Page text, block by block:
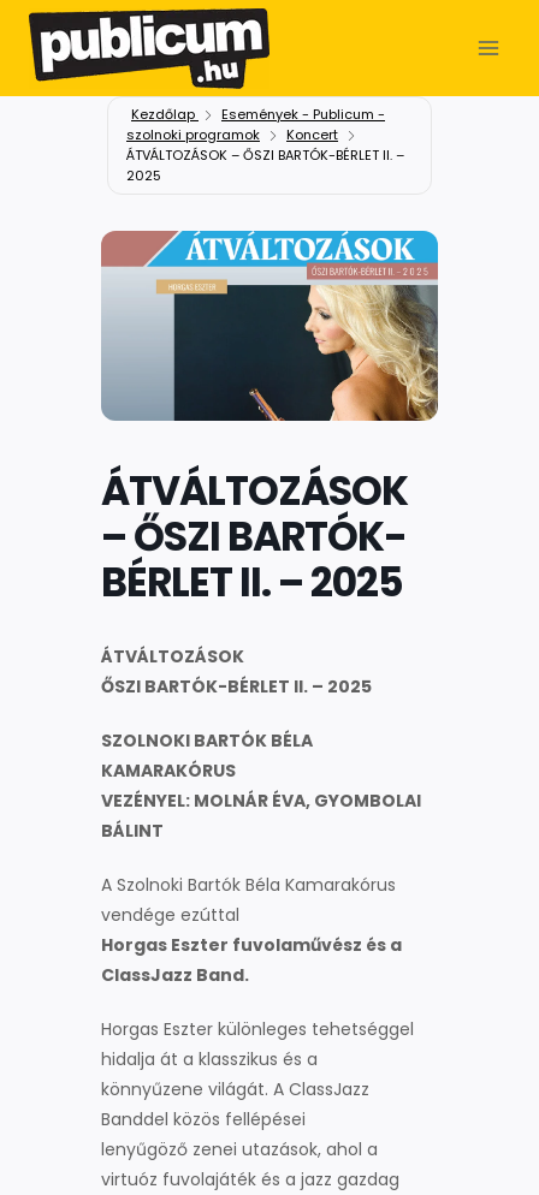
Kezdőlap
Események - Publicum -
szolnoki programok
Koncert
ÁTVÁLTOZÁSOK – ŐSZI BARTÓK-BÉRLET II. –
2025
ÁTVÁLTOZÁSOK
– ŐSZI BARTÓK-
BÉRLET II. – 2025
ÁTVÁLTOZÁSOK
ŐSZI BARTÓK-BÉRLET II. – 2025
SZOLNOKI BARTÓK BÉLA
KAMARAKÓRUS
VEZÉNYEL: MOLNÁR ÉVA, GYOMBOLAI
BÁLINT
A Szolnoki Bartók Béla Kamarakórus
vendége ezúttal
Horgas Eszter fuvolaművész és a
ClassJazz Band.
Horgas Eszter különleges tehetséggel
hidalja át a klasszikus és a
könnyűzene világát. A ClassJazz
Banddel közös fellépései
lenyűgöző zenei utazások, ahol a
virtuóz fuvolajáték és a jazz gazdag